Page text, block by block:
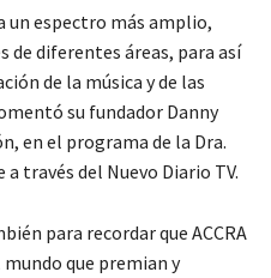
un espectro más amplio,
diferentes áreas, para así
de la música y de las
su fundador Danny
en el programa de la Dra.
través del Nuevo Diario TV.
para recordar que ACCRA
que premian y